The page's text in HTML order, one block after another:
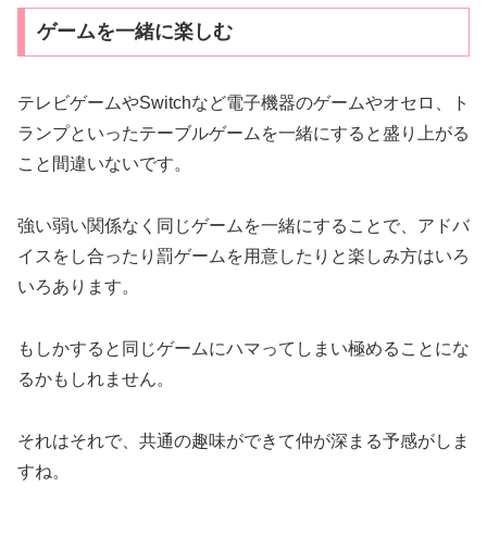
ゲームを一緒に楽しむ
テレビゲームやSwitchなど電子機器のゲームやオセロ、ト
ランプといったテーブルゲームを一緒にすると盛り上がる
こと間違いないです。
強い弱い関係なく同じゲームを一緒にすることで、アドバ
イスをし合ったり罰ゲームを用意したりと楽しみ方はいろ
いろあります。
もしかすると同じゲームにハマってしまい極めることにな
るかもしれません。
それはそれで、共通の趣味ができて仲が深まる予感がしま
すね。